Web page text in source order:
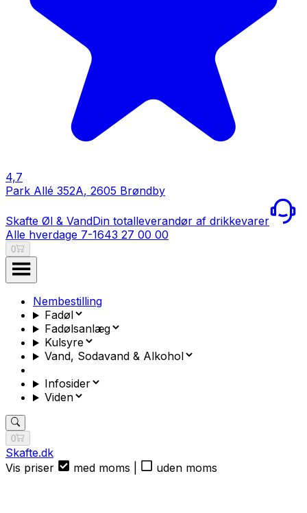
4,7
Park Allé 352A, 2605 Brøndby
Skafte Øl & VandDin totalleverandør af drikkevarer
Alle hverdage 7-1643 27 00 00
0
Nembestilling
Fadøl
Fadølsanlæg
Kulsyre
Vand, Sodavand & Alkohol
Infosider
Viden
0
Skafte.dk
Vis priser
med moms uden moms